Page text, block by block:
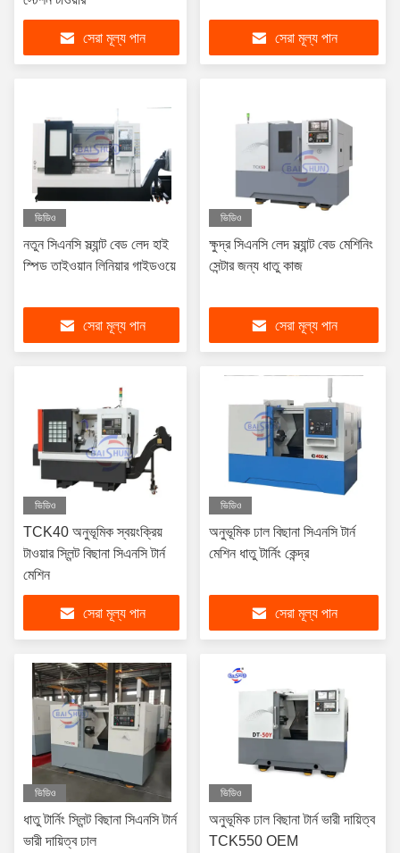
সেরা মূল্য পান সেরা মূল্য পান
ভিডিও
নতুন সিএনসি স্ল্যান্ট বেড লেদ হাই
স্পিড তাইওয়ান লিনিয়ার গাইডওয়ে
সেরা মূল্য পান
ভিডিও
ক্ষুদ্র সিএনসি লেদ স্ল্যান্ট বেড মেশিনিং
সেন্টার জন্য ধাতু কাজ
সেরা মূল্য পান
ভিডিও
TCK40 অনুভূমিক স্বয়ংক্রিয়
টাওয়ার স্লিন্ট বিছানা সিএনসি টার্ন
মেশিন
সেরা মূল্য পান
ভিডিও
অনুভূমিক ঢাল বিছানা সিএনসি টার্ন
মেশিন ধাতু টার্নিং কেন্দ্র
সেরা মূল্য পান
ভিডিও
ধাতু টার্নিং স্লিন্ট বিছানা সিএনসি টার্ন
ভারী দায়িত্ব ঢাল
ভিডিও
অনুভূমিক ঢাল বিছানা টার্ন ভারী দায়িত্ব
TCK550 OEM